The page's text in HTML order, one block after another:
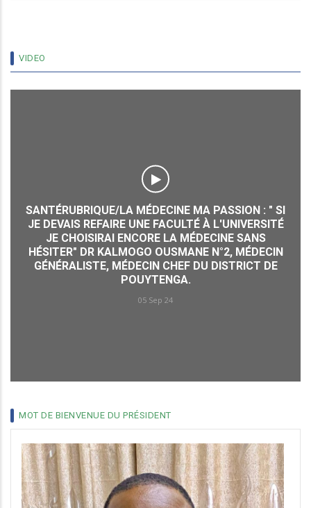
VIDEO
SANTÉRUBRIQUE/LA MÉDECINE MA PASSION : " SI
JE DEVAIS REFAIRE UNE FACULTÉ À L'UNIVERSITÉ
JE CHOISIRAI ENCORE LA MÉDECINE SANS
HÉSITER" DR KALMOGO OUSMANE N°2, MÉDECIN
GÉNÉRALISTE, MÉDECIN CHEF DU DISTRICT DE
POUYTENGA.
05 Sep 24
MOT DE BIENVENUE DU PRÉSIDENT